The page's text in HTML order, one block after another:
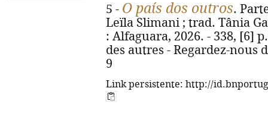
5 - O país dos outros.
Leïla Slimani ; trad. Tânia
: Alfaguara, 2026. - 338, [6]
des autres - Regardez-nous
9
Link persistente: http://